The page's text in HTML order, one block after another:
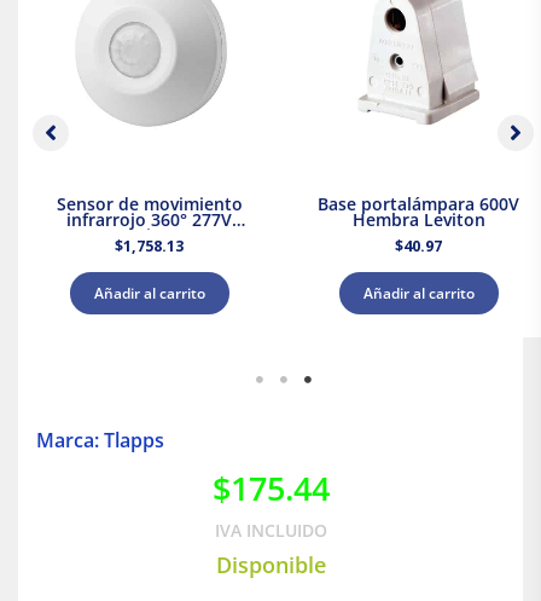
Sensor de movimiento
infrarrojo 360° 277V
Leviton
$1,758.13
Añadir al carrito
Base portalámpara 600V
Hembra Leviton
$40.97
Añadir al carrito
Marca: Tlapps
$175.44
IVA INCLUIDO
Disponible